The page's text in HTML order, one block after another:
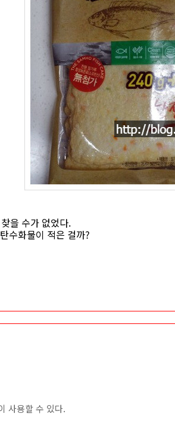
을 수가 없었다.
수화물이 적은 걸까?
사용할 수 있다.